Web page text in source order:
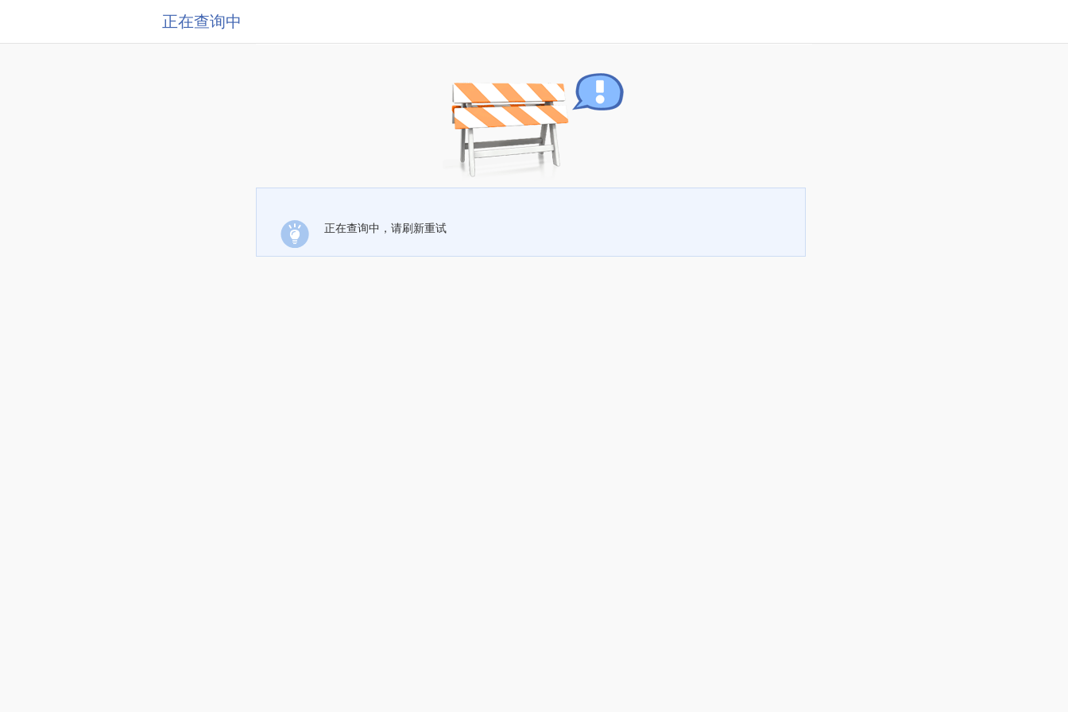
正在查询中
正在查询中，请刷新重试